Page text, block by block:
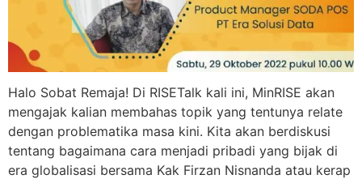
Halo Sobat Remaja! Di RISETalk kali ini, MinRISE akan
mengajak kalian membahas topik yang tentunya relate
dengan problematika masa kini. Kita akan berdiskusi
tentang bagaimana cara menjadi pribadi yang bijak di
era globalisasi bersama Kak Firzan Nisnanda atau kerap